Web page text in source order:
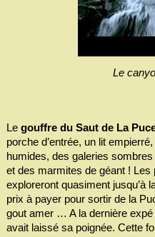
Le
Le gouffre du Saut de La
porche d’entrée, un lit
humides, des galeries
et des marmites de géant !
exploreront quasiment jusqu’à
prix à payer pour sortir de la
gout amer … A la dernière
avait laissé sa poignée. Cette